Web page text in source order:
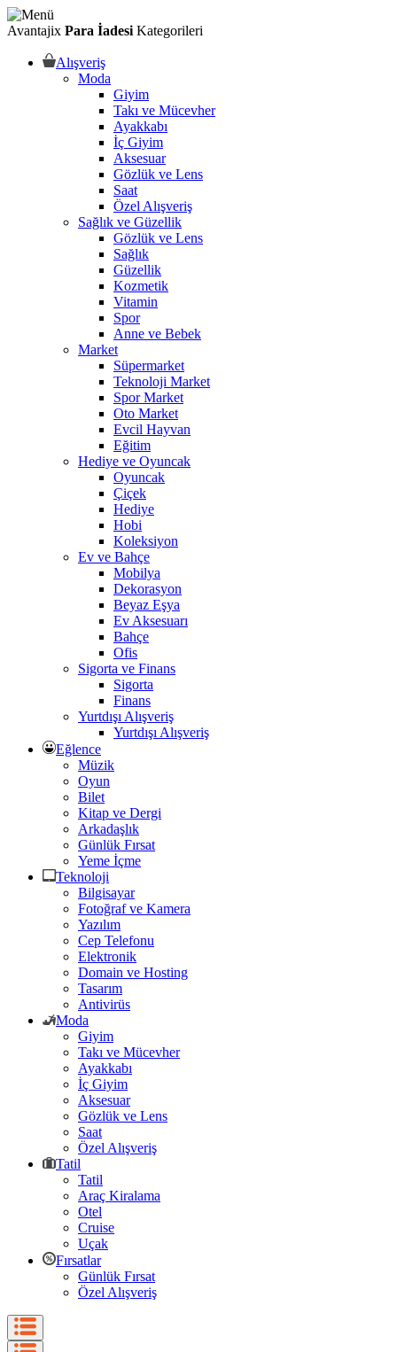
Avantajix Para İadesi Kategorileri
Alışveriş
Moda
Giyim
Takı ve Mücevher
Ayakkabı
İç Giyim
Aksesuar
Gözlük ve Lens
Saat
Özel Alışveriş
Sağlık ve Güzellik
Gözlük ve Lens
Sağlık
Güzellik
Kozmetik
Vitamin
Spor
Anne ve Bebek
Market
Süpermarket
Teknoloji Market
Spor Market
Oto Market
Evcil Hayvan
Eğitim
Hediye ve Oyuncak
Oyuncak
Çiçek
Hediye
Hobi
Koleksiyon
Ev ve Bahçe
Mobilya
Dekorasyon
Beyaz Eşya
Ev Aksesuarı
Bahçe
Ofis
Sigorta ve Finans
Sigorta
Finans
Yurtdışı Alışveriş
Yurtdışı Alışveriş
Eğlence
Müzik
Oyun
Bilet
Kitap ve Dergi
Arkadaşlık
Günlük Fırsat
Yeme İçme
Teknoloji
Bilgisayar
Fotoğraf ve Kamera
Yazılım
Cep Telefonu
Elektronik
Domain ve Hosting
Tasarım
Antivirüs
Moda
Giyim
Takı ve Mücevher
Ayakkabı
İç Giyim
Aksesuar
Gözlük ve Lens
Saat
Özel Alışveriş
Tatil
Tatil
Araç Kiralama
Otel
Cruise
Uçak
Fırsatlar
Günlük Fırsat
Özel Alışveriş